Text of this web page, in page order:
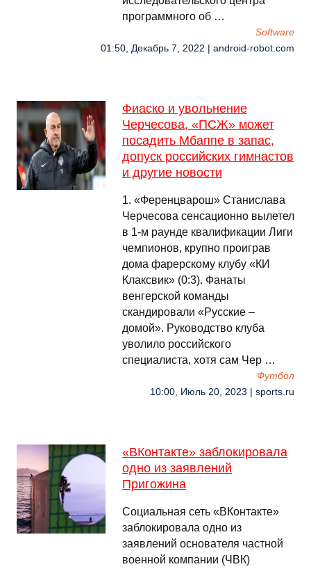
программного об …
Software
01:50, Декабрь 7, 2022 | android-robot.com
Фиаско и увольнение
Черчесова, «ПСЖ» может
посадить Мбаппе в запас,
допуск российских гимнастов
и другие новости
1. «Ференцварош» Станислава
Черчесова сенсационно вылетел
в 1-м раунде квалификации Лиги
чемпионов, крупно проиграв
дома фарерскому клубу «КИ
Клаксвик» (0:3). Фанаты
венгерской команды
скандировали «Русские –
домой». Руководство клуба
уволило российского
специалиста, хотя сам Чер …
Футбол
10:00, Июль 20, 2023 | sports.ru
«ВКонтакте» заблокировала
одно из заявлений
Пригожина
Социальная сеть «ВКонтакте»
заблокировала одно из
заявлений основателя частной
военной компании (ЧВК)